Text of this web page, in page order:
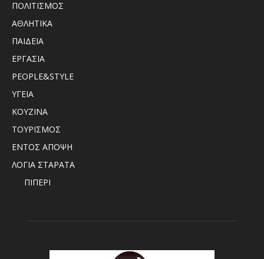
ΠΟΛΙΤΙΣΜΟΣ
ΑΘΛΗΤΙΚΑ
ΠΑΙΔΕΙΑ
ΕΡΓΑΣΙΑ
PEOPLE&STYLE
ΥΓΕΙΑ
ΚΟΥΖΙΝΑ
ΤΟΥΡΙΣΜΟΣ
ΕΝΤΟΣ ΑΠΟΨΗ
ΛΟΓΙΑ ΣΤΑΡΑΤΑ
ΠΙΠΕΡΙ